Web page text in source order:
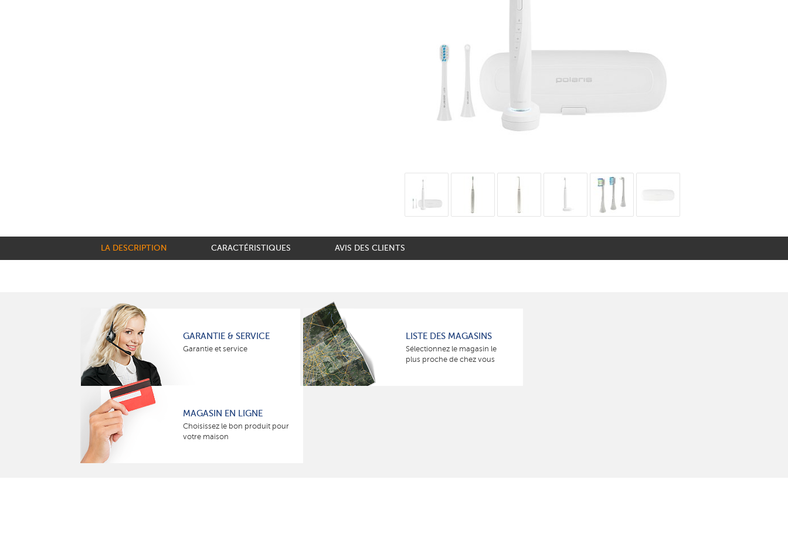
LA DESCRIPTION CARACTÉRISTIQUES AVIS DES CLIENTS
GARANTIE & SERVICE
Garantie et service
LISTE DES MAGASINS
Sélectionnez le magasin le
plus proche de chez vous
MAGASIN EN LIGNE
Choisissez le bon produit pour
votre maison